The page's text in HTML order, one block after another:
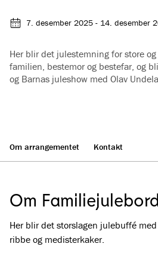
7. desember 2025 - 14. desember
Her blir det julestemning for store
familien, bestemor og bestefar, og
og Barnas juleshow med Olav
Om arrangementet Kontakt
Om
Her blir det storslagen julebuffé
ribbe og medisterkaker.